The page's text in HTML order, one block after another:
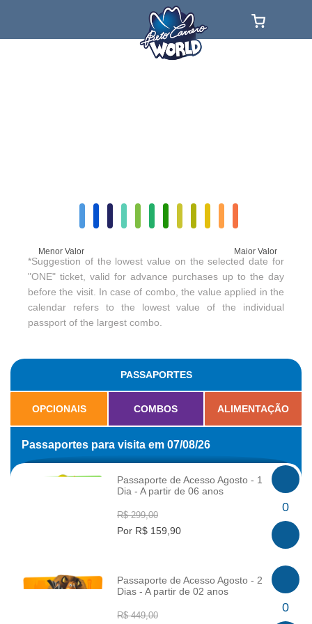
Menor Valor Maior Valor
*Suggestion of the lowest value on the selected date for
"ONE" ticket, valid for advance purchases up to the day
before the visit. In case of combo, the value applied in the
calendar refers to the lowest value of the individual
passport of the largest combo.
PASSAPORTES
OPCIONAIS COMBOS ALIMENTAÇÃO
Passaportes para visita em 07/08/26
Passaporte de Acesso Agosto - 1
Dia - A partir de 06 anos
R$ 299,00
Por R$ 159,90
0
Passaporte de Acesso Agosto - 2
Dias - A partir de 02 anos
R$ 449,00
0